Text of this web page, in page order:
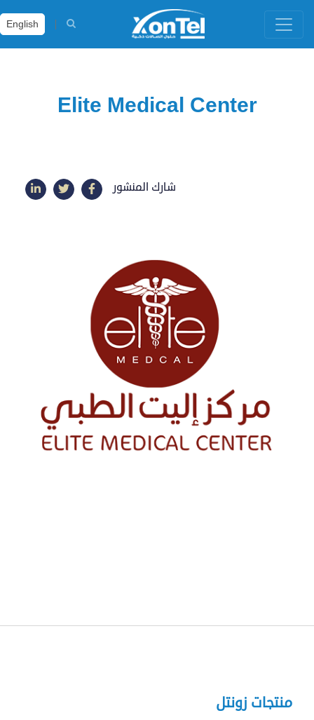
English
ماذا
Elite Medical Center
شارك المنشور
منتجات زونتل